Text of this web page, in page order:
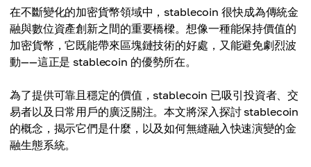
在不斷變化的加密貨幣領域中，stablecoin 很快成為傳統金
融與數位資產創新之間的重要橋樑。想像一種能保持價值的
加密貨幣，它既能帶來區塊鏈技術的好處，又能避免劇烈波
動——這正是 stablecoin 的優勢所在。
為了提供可靠且穩定的價值，stablecoin 已吸引投資者、交
易者以及日常用戶的廣泛關注。本文將深入探討 stablecoin
的概念，揭示它們是什麼，以及如何無縫融入快速演變的金
融生態系統。